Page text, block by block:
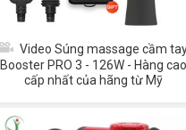
Video Súng massage cầm
Booster PRO 3 - 126W - Hàng cao
cấp nhất của hãng từ Mỹ